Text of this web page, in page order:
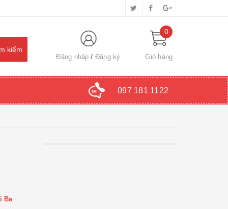
Đăng nhập Đăng ký
0
Giỏ hàng
097 181 1122
Ba